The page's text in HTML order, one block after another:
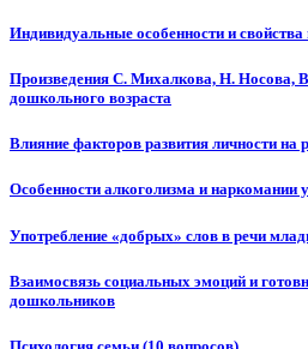
Индивидуальные особенности и
Произведения С. Михалкова, Н. Носова,
дошкольного возраста
Влияние факторов развития личности на
Особенности алкоголизма и наркомании
Употребление «добрых» слов в речи
Взаимосвязь социальных эмоций и
дошкольников